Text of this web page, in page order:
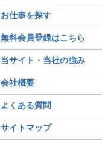
お仕事を探す
無料会員登録はこちら
当サイト・当社の強み
会社概要
よくある質問
サイトマップ